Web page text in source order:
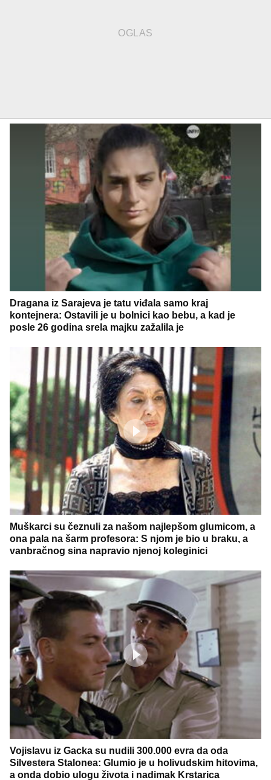
Dragana iz Sarajeva je tatu viđala samo kraj
kontejnera: Ostavili je u bolnici kao bebu, a kad je
posle 26 godina srela majku zažalila je
Muškarci su čeznuli za našom najlepšom glumicom, a
ona pala na šarm profesora: S njom je bio u braku, a
vanbračnog sina napravio njenoj koleginici
Vojislavu iz Gacka su nudili 300.000 evra da oda
Silvestera Stalonea: Glumio je u holivudskim hitovima,
a onda dobio ulogu života i nadimak Krstarica